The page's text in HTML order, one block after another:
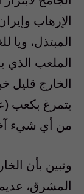
الإرهاب
المبتذل، ويا
الملعب الذي
الخارج قليل
يتمرغ بكعب
من أي شيء
وتبين بأن
المشرق،